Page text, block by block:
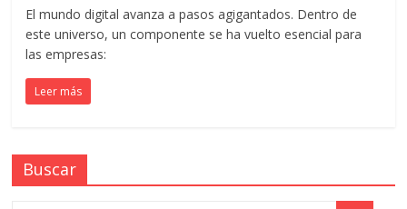
Publicidad
en
Colombia
El mundo digital avanza a pasos agigantados. Dentro de
este universo, un componente se ha vuelto esencial para
las empresas:
Leer más
Buscar